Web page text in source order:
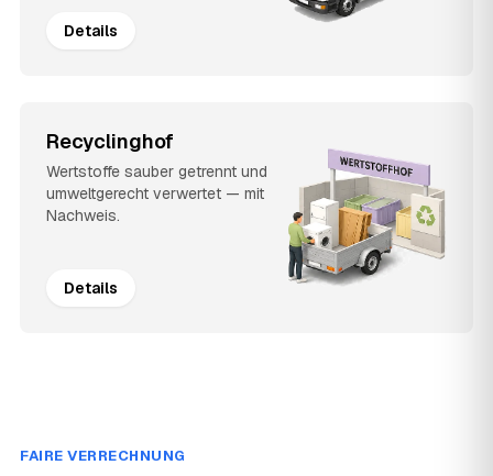
Details
Recyclinghof
Wertstoffe sauber getrennt und
umweltgerecht verwertet — mit
Nachweis.
Details
FAIRE VERRECHNUNG